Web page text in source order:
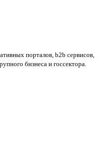
порталов, b2b сервисов,
бизнеса и госсектора.